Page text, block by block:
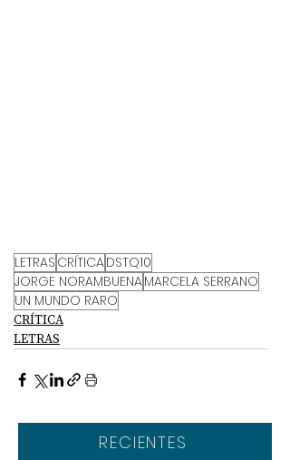
LETRAS CRÍTICADSTQ10
JORGE NORAMBUENAMARCELA SERRANO
UN MUNDO RARO
CRÍTICA
LETRAS
RECIENTES